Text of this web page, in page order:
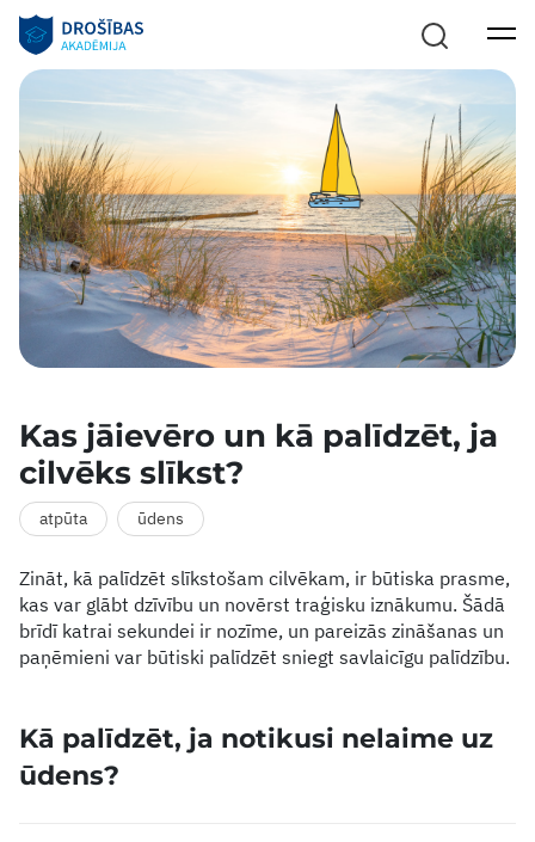
Kas jāievēro un kā palīdzēt, ja
cilvēks slīkst?
atpūta ūdens
Zināt, kā palīdzēt slīkstošam cilvēkam, ir būtiska prasme,
kas var glābt dzīvību un novērst traģisku iznākumu. Šādā
brīdī katrai sekundei ir nozīme, un pareizās zināšanas un
paņēmieni var būtiski palīdzēt sniegt savlaicīgu palīdzību.
Kā palīdzēt, ja notikusi nelaime uz
ūdens?